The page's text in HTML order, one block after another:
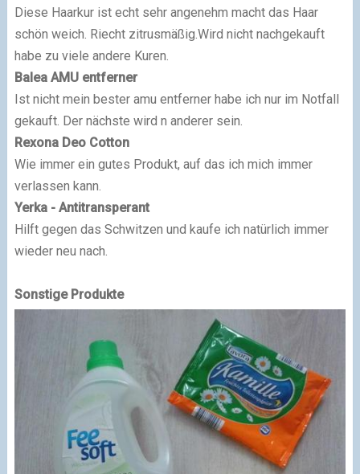
Diese Haarkur ist echt sehr angenehm macht das Haar
schön weich. Riecht zitrusmäßig.Wird nicht nachgekauft
habe zu viele andere Kuren.
Balea AMU entferner
Ist nicht mein bester amu entferner habe ich nur im Notfall
gekauft. Der nächste wird n anderer sein.
Rexona Deo Cotton
Wie immer ein gutes Produkt, auf das ich mich immer
verlassen kann.
Yerka - Antitransperant
Hilft gegen das Schwitzen und kaufe ich natürlich immer
wieder neu nach.
Sonstige Produkte